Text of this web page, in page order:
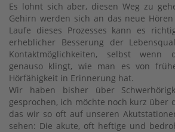
Es lohnt sich aber, diesen Weg zu
Gehirn werden sich an das neue
Laufe dieses Prozesses kann es
erheblicher Besserung der
Kontaktmöglichkeiten, selbst
genauso klingt, wie man es von
Hörfähigkeit in Erinnerung hat.
Wir haben bisher über
gesprochen, ich möchte noch kurz über
das wir so oft auf unseren
sehen: Die akute, oft heftige und